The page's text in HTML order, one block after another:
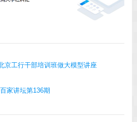
京工行干部培训班做大模型讲座
家讲坛第136期